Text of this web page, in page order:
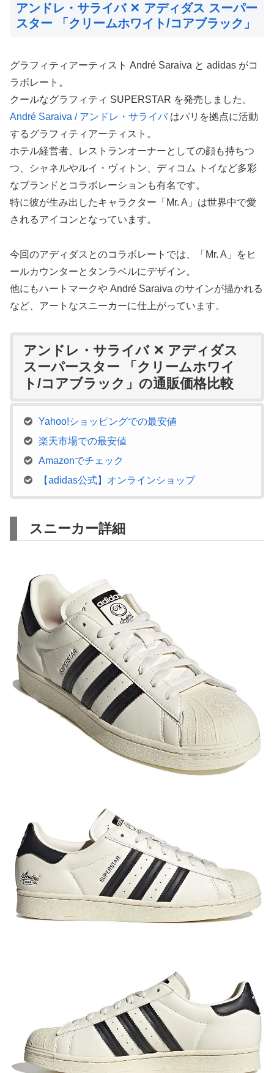
アンドレ・サライバ ✕ アディダス スーパー
スター 「クリームホワイト/コアブラック」
グラフィティアーティスト André Saraiva と adidas がコ
ラボレート。
クールなグラフィティ SUPERSTAR を発売しました。
André Saraiva / アンドレ・サライバはパリを拠点に活動
するグラフィティアーティスト。
ホテル経営者、レストランオーナーとしての顔も持ちつ
つ、シャネルやルイ・ヴィトン、ディコム トイなど多彩
なブランドとコラボレーションも有名です。
特に彼が生み出したキャラクター「Mr. A」は世界中で愛
されるアイコンとなっています。
今回のアディダスとのコラボレートでは、「Mr. A」をヒ
ールカウンターとタンラベルにデザイン。
他にもハートマークや André Saraiva のサインが描かれる
など、アートなスニーカーに仕上がっています。
アンドレ・サライバ ✕ アディダス
スーパースター 「クリームホワイ
ト/コアブラック」の通販価格比較
Yahoo!ショッピングでの最安値
楽天市場での最安値
Amazonでチェック
【adidas公式】オンラインショップ
スニーカー詳細